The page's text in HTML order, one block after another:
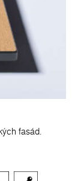
fasád.